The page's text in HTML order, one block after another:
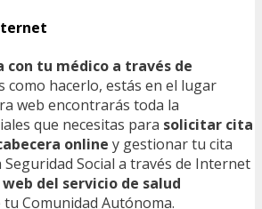
con tu médico a través de
como hacerlo, estás en el lugar
web encontrarás toda la
que necesitas para solicitar cita
online y gestionar tu cita
Seguridad Social a través de Internet
del servicio de salud
Comunidad Autónoma.